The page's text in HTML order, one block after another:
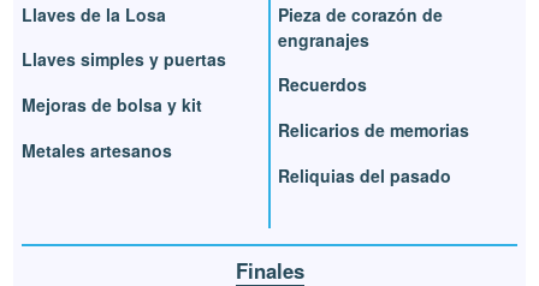
Llaves de la Losa
Llaves simples y puertas
Mejoras de bolsa y kit
Metales artesanos
Pieza de corazón de
engranajes
Recuerdos
Relicarios de memorias
Reliquias del pasado
Finales